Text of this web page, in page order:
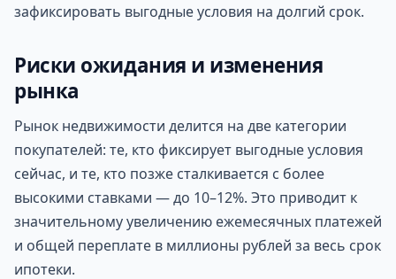
зафиксировать выгодные условия на долгий срок.
Риски ожидания и изменения
рынка
Рынок недвижимости делится на две категории
покупателей: те, кто фиксирует выгодные условия
сейчас, и те, кто позже сталкивается с более
высокими ставками — до 10–12%. Это приводит к
значительному увеличению ежемесячных платежей
и общей переплате в миллионы рублей за весь срок
ипотеки.